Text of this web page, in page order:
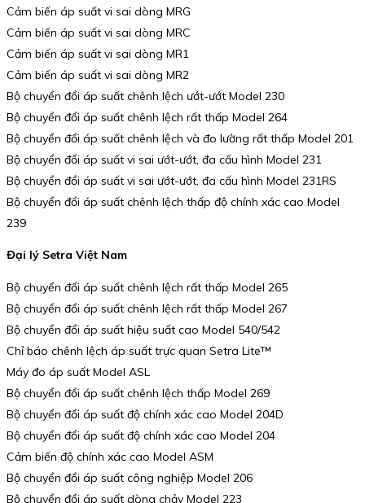
Cảm biến áp suất vi sai dòng MRG
Cảm biến áp suất vi sai dòng MRC
Cảm biến áp suất vi sai dòng MR1
Cảm biến áp suất vi sai dòng MR2
Bộ chuyển đổi áp suất chênh lệch ướt-ướt Model 230
Bộ chuyển đổi áp suất chênh lệch rất thấp Model 264
Bộ chuyển đổi áp suất chênh lệch và đo lường rất thấp Model 201
Bộ chuyển đổi áp suất vi sai ướt-ướt, đa cấu hình Model 231
Bộ chuyển đổi áp suất vi sai ướt-ướt, đa cấu hình Model 231RS
Bộ chuyển đổi áp suất chênh lệch thấp độ chính xác cao Model
239
Đại lý Setra Việt Nam
Bộ chuyển đổi áp suất chênh lệch rất thấp Model 265
Bộ chuyển đổi áp suất chênh lệch rất thấp Model 267
Bộ chuyển đổi áp suất hiệu suất cao Model 540/542
Chỉ báo chênh lệch áp suất trực quan Setra Lite™
Máy đo áp suất Model ASL
Bộ chuyển đổi áp suất chênh lệch thấp Model 269
Bộ chuyển đổi áp suất độ chính xác cao Model 204D
Bộ chuyển đổi áp suất độ chính xác cao Model 204
Cảm biến độ chính xác cao Model ASM
Bộ chuyển đổi áp suất công nghiệp Model 206
Bộ chuyển đổi áp suất dòng chảy Model 223